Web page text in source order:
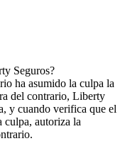
Seguros?
ha asumido la culpa la
del contrario, Liberty
y cuando verifica que el
culpa, autoriza la